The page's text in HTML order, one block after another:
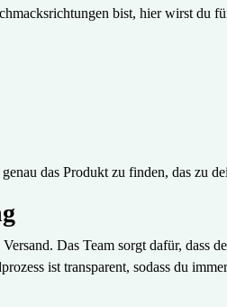
bist, hier wirst du
das Produkt zu finden, das zu
Das Team sorgt dafür, dass
ist transparent, sodass du